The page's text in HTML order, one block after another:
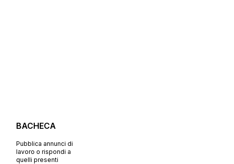
BACHECA
Pubblica annunci di
lavoro o rispondi a
quelli presenti